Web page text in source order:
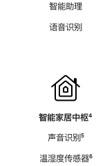
智能助理
语音识别
智能家居中枢脚
⁴
声音识别脚
⁵
温湿度传感器脚
⁶